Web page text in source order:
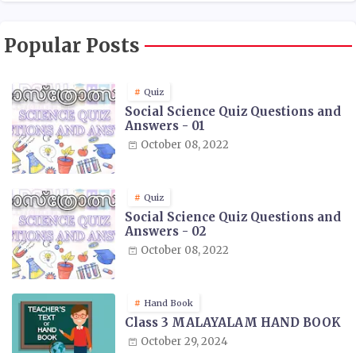
Popular Posts
Quiz
Social Science Quiz Questions and
Answers - 01
October 08, 2022
Quiz
Social Science Quiz Questions and
Answers - 02
October 08, 2022
Hand Book
Class 3 MALAYALAM HAND BOOK
October 29, 2024